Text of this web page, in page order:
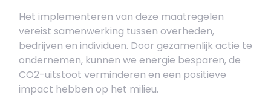
Het implementeren van deze maatregelen
vereist samenwerking tussen overheden,
bedrijven en individuen. Door gezamenlijk actie te
ondernemen, kunnen we energie besparen, de
CO2-uitstoot verminderen en een positieve
impact hebben op het milieu.